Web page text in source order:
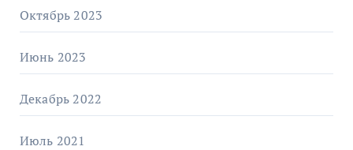
Октябрь 2023
Июнь 2023
Декабрь 2022
Июль 2021